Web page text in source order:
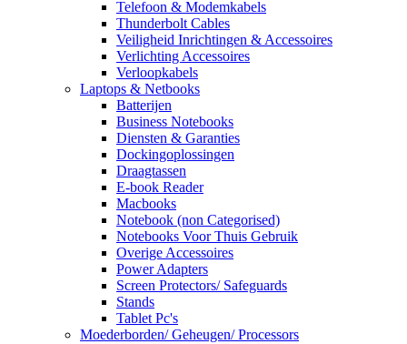
Telefoon & Modemkabels
Thunderbolt Cables
Veiligheid Inrichtingen & Accessoires
Verlichting Accessoires
Verloopkabels
Laptops & Netbooks
Batterijen
Business Notebooks
Diensten & Garanties
Dockingoplossingen
Draagtassen
E-book Reader
Macbooks
Notebook (non Categorised)
Notebooks Voor Thuis Gebruik
Overige Accessoires
Power Adapters
Screen Protectors/ Safeguards
Stands
Tablet Pc's
Moederborden/ Geheugen/ Processors